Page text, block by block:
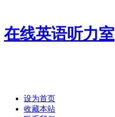
在线英语听力室
设为首页
收藏本站